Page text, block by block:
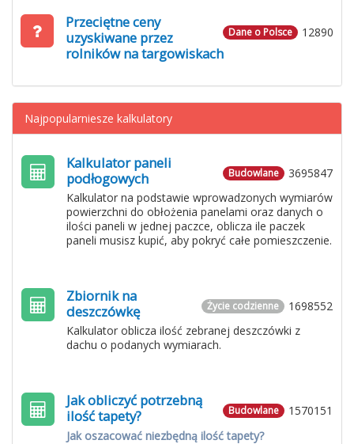
12890
Dane o Polsce
Przeciętne ceny
uzyskiwane przez
rolników na targowiskach
Najpopularniesze kalkulatory
3695847
Budowlane
Kalkulator paneli
podłogowych
Kalkulator na podstawie wprowadzonych wymiarów
powierzchni do obłożenia panelami oraz danych o
ilości paneli w jednej paczce, oblicza ile paczek
paneli musisz kupić, aby pokryć całe pomieszczenie.
1698552
Życie codzienne
Zbiornik na
deszczówkę
Kalkulator oblicza ilość zebranej deszczówki z
dachu o podanych wymiarach.
1570151
Budowlane
Jak obliczyć potrzebną
ilość tapety?
Jak oszacować niezbędną ilość tapety?